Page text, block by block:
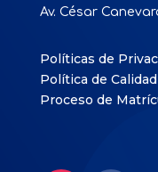
Av. César
Políticas de
Política de Calidad
Proceso de